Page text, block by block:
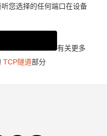
您选择的任何端口在设备
有关更多
TCP隧道部分